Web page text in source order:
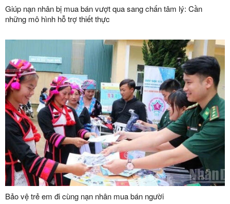
Giúp nạn nhân bị mua bán vượt qua sang chấn tâm lý: Cần
những mô hình hỗ trợ thiết thực
Bảo vệ trẻ em đi cùng nạn nhân mua bán người